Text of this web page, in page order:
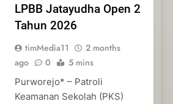
LPBB Jatayudha Open 2
Tahun 2026
timMedia11
2 months
ago
0 5 mins
Purworejo* – Patroli
Keamanan Sekolah (PKS)